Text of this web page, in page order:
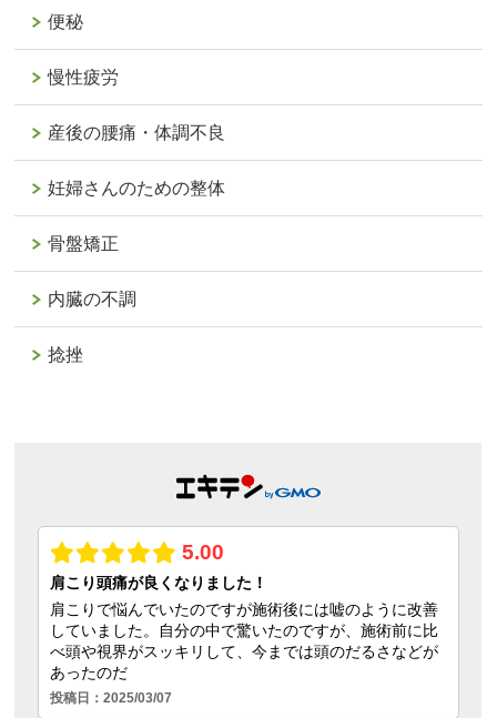
便秘
慢性疲労
産後の腰痛・体調不良
妊婦さんのための整体
骨盤矯正
内臓の不調
捻挫